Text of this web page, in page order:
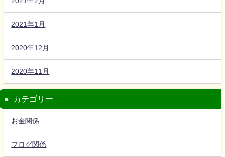
2021年1月
2020年12月
2020年11月
カテゴリー
お金関係
ブログ関係